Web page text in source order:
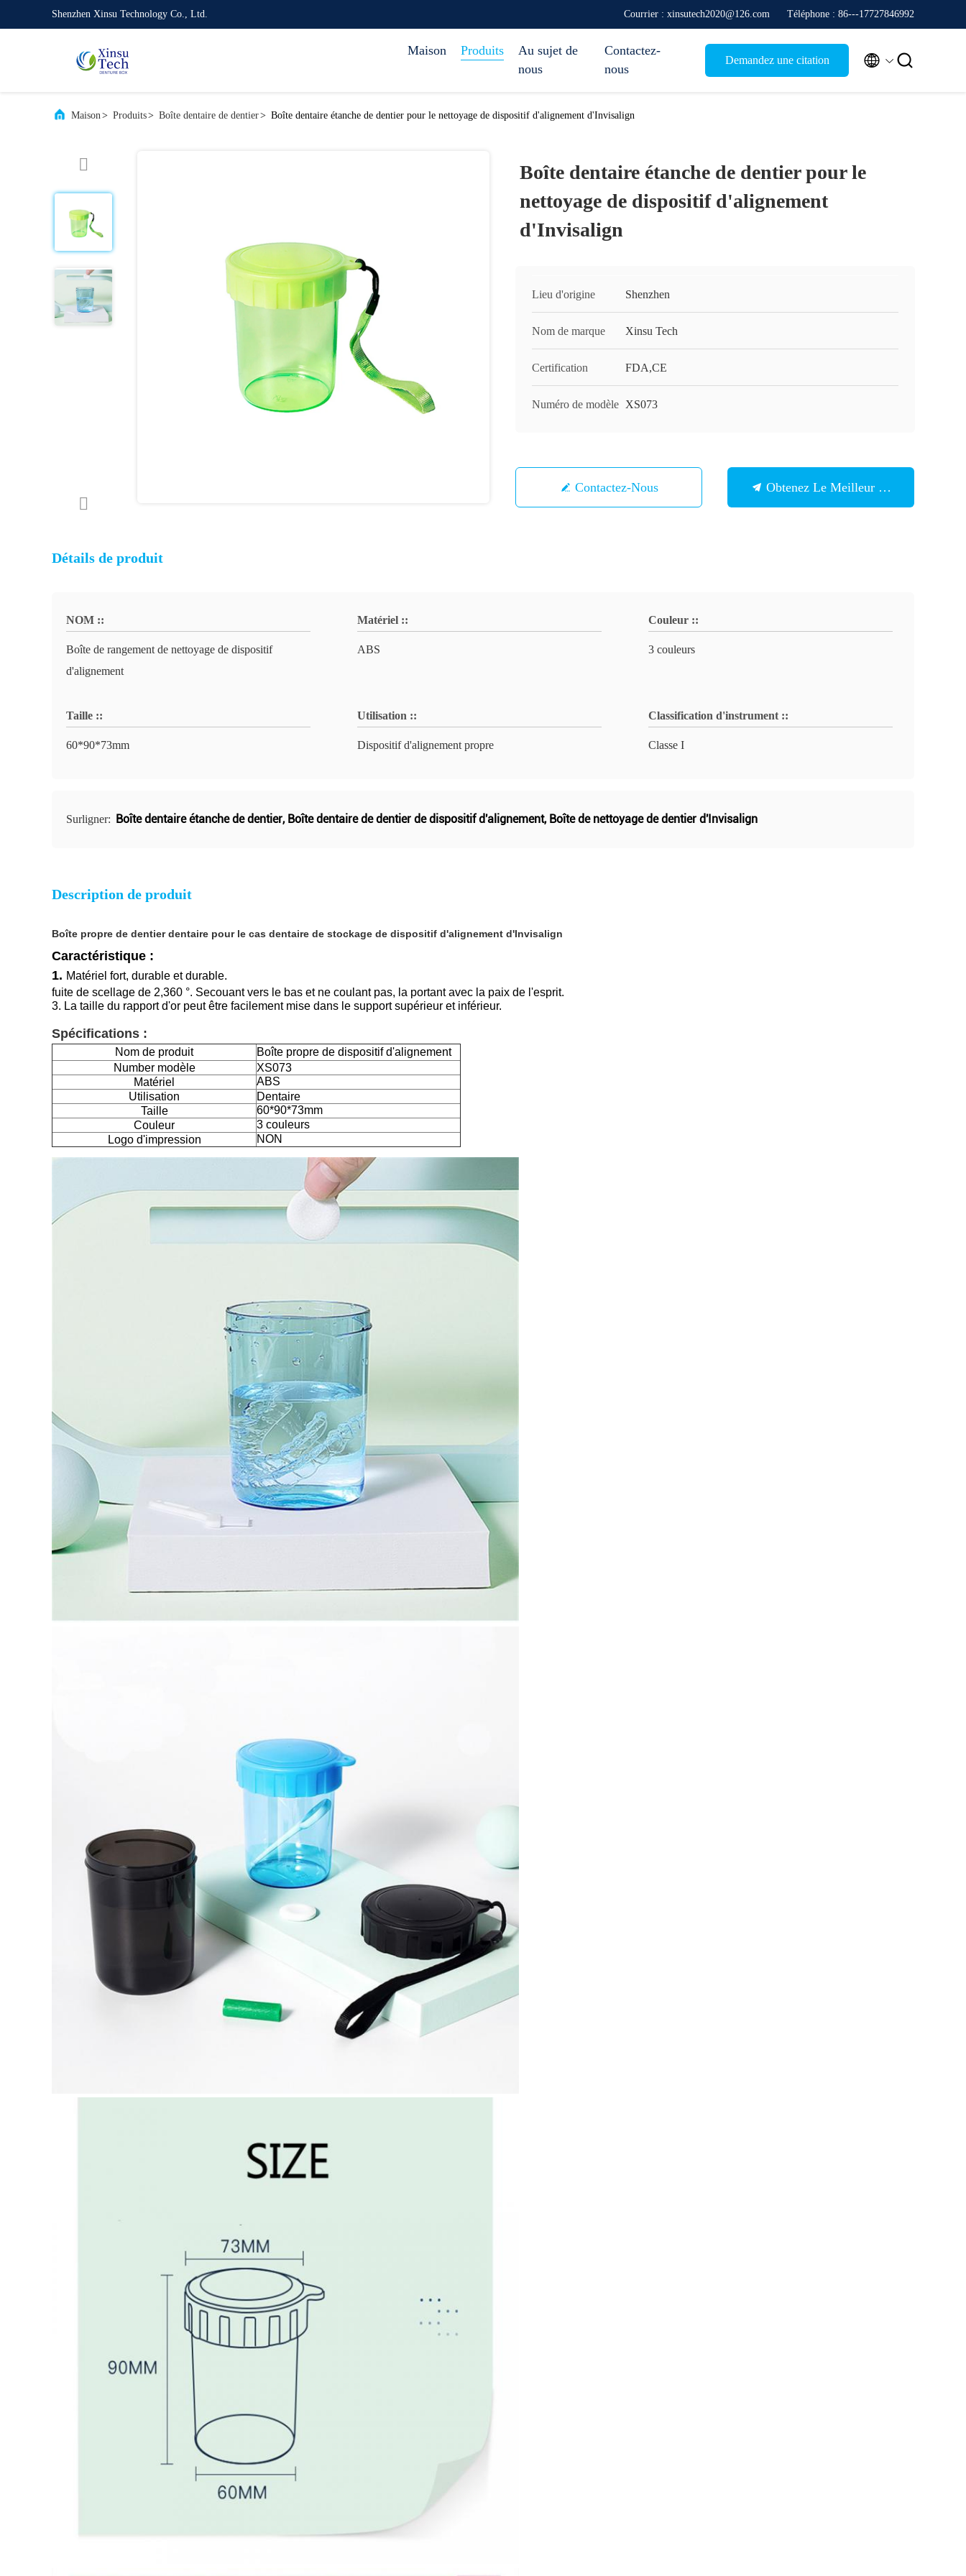
Shenzhen Xinsu Technology Co., Ltd. Courrier : xinsutech2020@126.com Téléphone : 86---17727846992
Maison Produits
Au sujet de
nous
Contactez-
nous
Demandez une citation  
Maison> Produits> Boîte dentaire de dentier> Boîte dentaire étanche de dentier pour le nettoyage de dispositif d'alignement d'Invisalign
Boîte dentaire étanche de dentier pour le
nettoyage de dispositif d'alignement
d'Invisalign
Lieu d'origine Shenzhen
Nom de marque Xinsu Tech
Certification FDA,CE
Numéro de modèle XS073
Contactez-Nous Obtenez Le Meilleur Prix
Détails de produit
NOM ::
Boîte de rangement de nettoyage de dispositif
d'alignement
Matériel ::
ABS
Couleur ::
3 couleurs
Taille ::
60*90*73mm
Utilisation ::
Dispositif d'alignement propre
Classification d'instrument ::
Classe I
Surligner: Boîte dentaire étanche de dentier, Boîte dentaire de dentier de dispositif d'alignement, Boîte de nettoyage de dentier d'Invisalign
Description de produit
Boîte propre de dentier dentaire pour le cas dentaire de stockage de dispositif d'alignement d'Invisalign
Caractéristique :
1. Matériel fort, durable et durable.
fuite de scellage de 2,360 °. Secouant vers le bas et ne coulant pas, la portant avec la paix de l'esprit.
3. La taille du rapport d'or peut être facilement mise dans le support supérieur et inférieur.
Spécifications :
Nom de produit
Boîte propre de dispositif d'alignement
Number modèle
XS073
Matériel
ABS
Utilisation
Dentaire
Taille
60*90*73mm
Couleur
3 couleurs
Logo d'impression
NON